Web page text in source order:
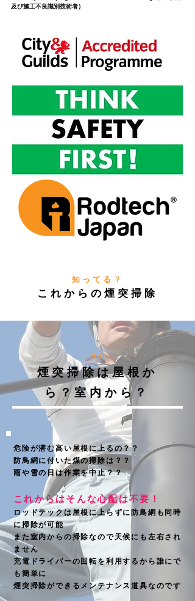
及び施工不良識別技術者）
​これからの煙突掃除
知ってる？
01
煙突掃除は屋根か
ら？室内から？
危険が潜む高い屋根に上るの？？
防鳥網に付いた煤の掃除は？？
雨や雪の日は作業を中止？？
これからはそんな心配は不要！
ロッドテックは屋根に上らずに防鳥網も同時
に掃除が可能
​また室内からの掃除なので天候にも左右され
ません
充電ドライバーの回転を利用するから誰にで
も簡単に
​煙突掃除ができるメンテナンス道具なのです